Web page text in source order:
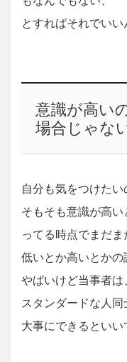
とすればそれでいい
意識が高い
場合じゃな
自分も気をつけたい
そもそも意識が高
ってる時点でまだま
低いとか高いとか
やばいけど当事者は
スタンダードな人
大事にできるといい